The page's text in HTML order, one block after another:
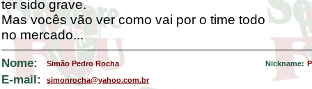
ter sido grave.
Mas vocês vão ver como vai por o time todo
no mercado...
Nome: Simão Pedro Rocha Nickname:
E-mail: simonrocha@yahoo.com.br